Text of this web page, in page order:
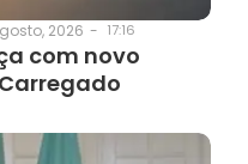
2026 - 17:16
com novo